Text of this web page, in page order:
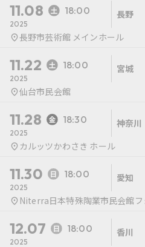
11.08 18:00
2025
長野
長野市芸術館 メインホール
11.22 18:00
2025
宮城
仙台市民会館
11.28 18:30
2025
神奈川
カルッツかわさき ホール
11.30 18:00
2025
愛知
Niterra日本特殊陶業市民会館
12.07 18:00
2025
香川